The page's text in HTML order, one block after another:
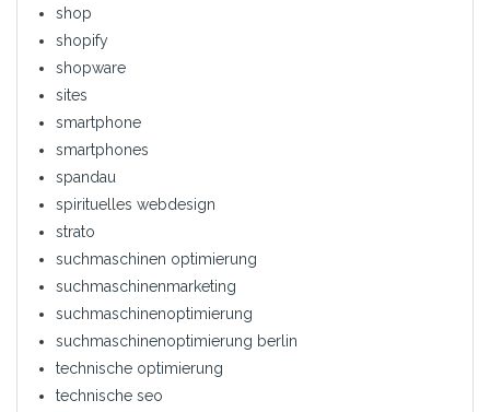
shop
shopify
shopware
sites
smartphone
smartphones
spandau
spirituelles webdesign
strato
suchmaschinen optimierung
suchmaschinenmarketing
suchmaschinenoptimierung
suchmaschinenoptimierung berlin
technische optimierung
technische seo